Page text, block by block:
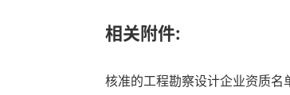
相关附件:
核准的工程勘察设计企业资质名